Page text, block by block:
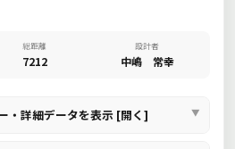
総距離
7212
設計者
中嶋 常幸
・詳細データを表示 [開く]